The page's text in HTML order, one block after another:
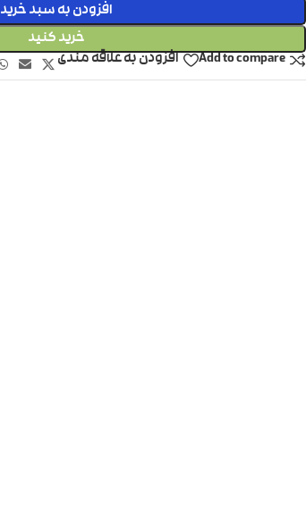
افزودن به سبد خرید
خرید کنید
Add to compare
افزودن به علاقه مندی